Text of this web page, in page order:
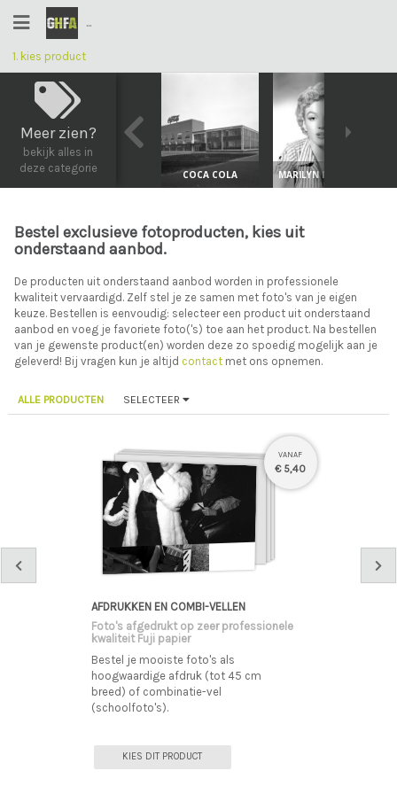
...
1. kies product
2. productopties
3. overzicht
4. afronden bestelling
bekijk alle foto's
Meer zien?
bekijk alles in
deze categorie
COCA COLA MARILYN MONROE
Bestel exclusieve fotoproducten, kies uit
onderstaand aanbod.
De producten uit onderstaand aanbod worden in professionele
kwaliteit vervaardigd. Zelf stel je ze samen met foto's van je eigen
keuze. Bestellen is eenvoudig: selecteer een product uit onderstaand
aanbod en voeg je favoriete foto('s) toe aan het product. Na bestellen
van je gewenste product(en) worden deze zo spoedig mogelijk aan je
geleverd! Bij vragen kun je altijd contactmet ons opnemen.
ALLE PRODUCTEN SELECTEER
AFDRUKKEN EN COMBI-VELLEN
Foto's afgedrukt op zeer professionele
kwaliteit Fuji papier
Bestel je mooiste foto's als
hoogwaardige afdruk (tot 45 cm
breed) of combinatie-vel
(schoolfoto's).
VANAF
€ 5,40
KIES DIT PRODUCT